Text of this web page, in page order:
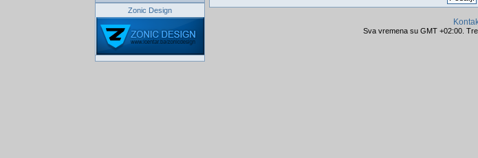
Zonic Design
Sva vremena su GMT +02:00.